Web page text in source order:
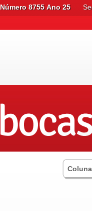
Número 8755 Ano 25